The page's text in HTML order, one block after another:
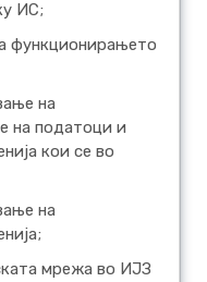
ИС;
функционирањето
на
на податоци и
кои се во
на
мрежа во ИЈЗ